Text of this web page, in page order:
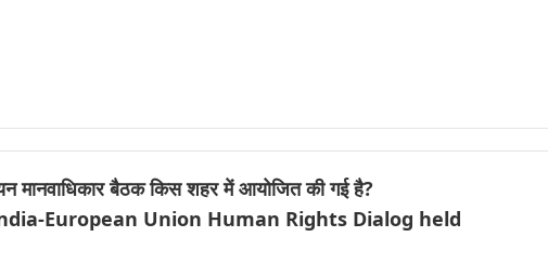
मानवाधिकार बैठक किस शहर में आयोजित की गई है?
European Union Human Rights Dialog held